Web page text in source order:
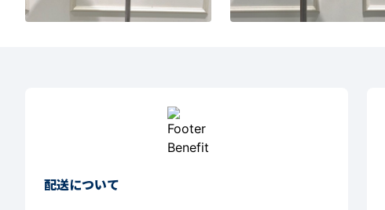
配送について